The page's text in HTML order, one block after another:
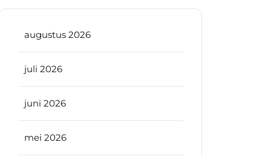
augustus 2026
juli 2026
juni 2026
mei 2026